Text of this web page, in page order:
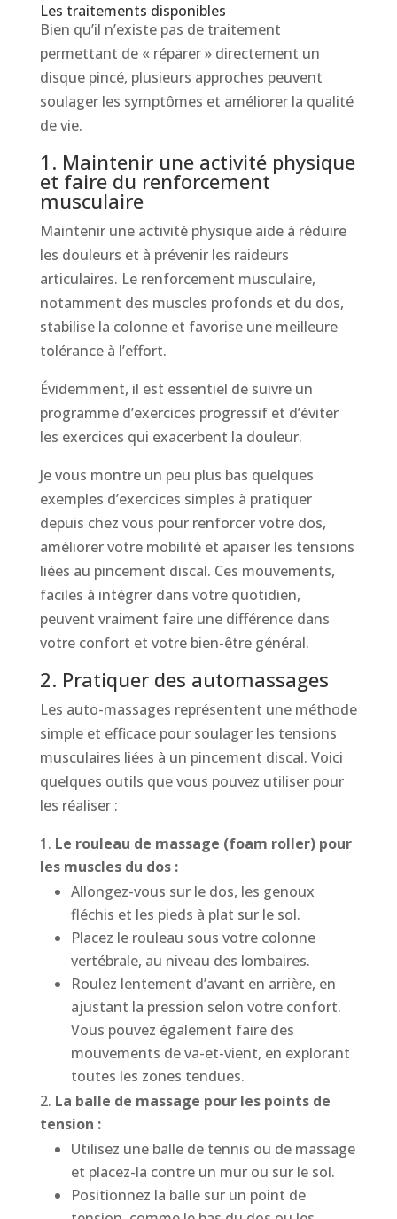
Les traitements disponibles
Bien qu’il n’existe pas de traitement
permettant de « réparer » directement un
disque pincé, plusieurs approches peuvent
soulager les symptômes et améliorer la qualité
de vie.
1. Maintenir une activité physique
et faire du renforcement
musculaire
Maintenir une activité physique aide à réduire
les douleurs et à prévenir les raideurs
articulaires. Le renforcement musculaire,
notamment des muscles profonds et du dos,
stabilise la colonne et favorise une meilleure
tolérance à l’effort.
Évidemment, il est essentiel de suivre un
programme d’exercices progressif et d’éviter
les exercices qui exacerbent la douleur.
Je vous montre un peu plus bas quelques
exemples d’exercices simples à pratiquer
depuis chez vous pour renforcer votre dos,
améliorer votre mobilité et apaiser les tensions
liées au pincement discal. Ces mouvements,
faciles à intégrer dans votre quotidien,
peuvent vraiment faire une différence dans
votre confort et votre bien-être général.
2. Pratiquer des automassages
Les auto-massages représentent une méthode
simple et efficace pour soulager les tensions
musculaires liées à un pincement discal. Voici
quelques outils que vous pouvez utiliser pour
les réaliser :
Le rouleau de massage (foam roller) pour
les muscles du dos :
Allongez-vous sur le dos, les genoux
fléchis et les pieds à plat sur le sol.
Placez le rouleau sous votre colonne
vertébrale, au niveau des lombaires.
Roulez lentement d’avant en arrière, en
ajustant la pression selon votre confort.
Vous pouvez également faire des
mouvements de va-et-vient, en explorant
toutes les zones tendues.
La balle de massage pour les points de
tension :
Utilisez une balle de tennis ou de massage
et placez-la contre un mur ou sur le sol.
Positionnez la balle sur un point de